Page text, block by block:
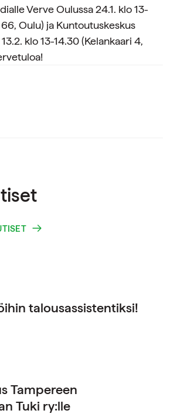
Verve Oulussa 24.1. klo 13-
Oulu) ja Kuntoutuskeskus
klo 13-14.30 (Kelankaari 4,
talousassistentiksi!
Tampereen
Tuki ry:lle